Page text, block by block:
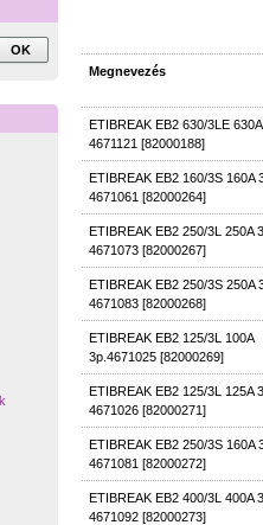
Megnevezés
ETIBREAK EB2 630/3LE
4671121 [82000188]
ETIBREAK EB2 160/3S 160A
4671061 [82000264]
ETIBREAK EB2 250/3L 250A
4671073 [82000267]
ETIBREAK EB2 250/3S 250A
4671083 [82000268]
ETIBREAK EB2 125/3L 100A
3p.4671025 [82000269]
ETIBREAK EB2 125/3L 125A
4671026 [82000271]
ETIBREAK EB2 250/3S 160A
4671081 [82000272]
ETIBREAK EB2 400/3L 400A
4671092 [82000273]